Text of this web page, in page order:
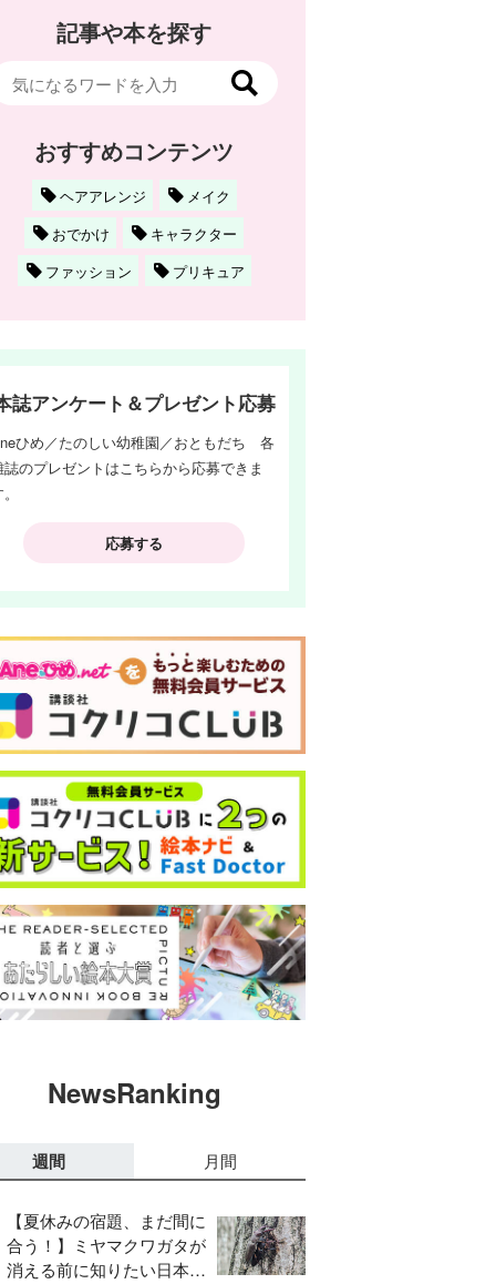
記事や本を探す
おすすめコンテンツ
ヘアアレンジ
メイク
おでかけ
キャラクター
ファッション
プリキュア
誌アンケート＆プレゼント応募
ひめ／たのしい幼稚園／おともだち 各
誌のプレゼントはこちらから応募できま
応募する
NewsRanking
週間 月間
【夏休みの宿題、まだ間に
合う！】ミヤマクワガタが
消える前に知りたい日本の